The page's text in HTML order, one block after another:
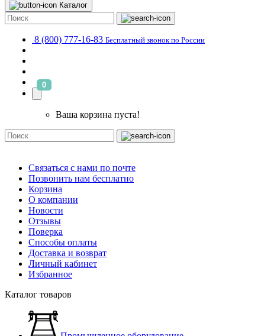
Каталог
8 (800) 777-16-83 Бесплатный звонок по России
0
Ваша корзина пуста!
Связаться с нами по почте
Позвонить нам бесплатно
Корзина
О компании
Новости
Отзывы
Поверка
Способы оплаты
Доставка и возврат
Личный кабинет
Избранное
Каталог товаров